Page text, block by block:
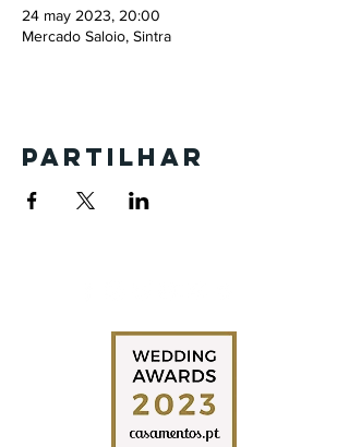
24 may 2023, 20:00
Mercado Saloio, Sintra
Partilhar